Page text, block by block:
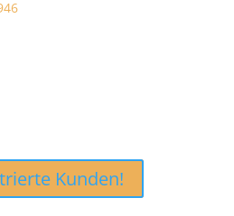
Kunden!